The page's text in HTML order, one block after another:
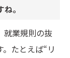
。
就業規則の抜
たとえば“リ